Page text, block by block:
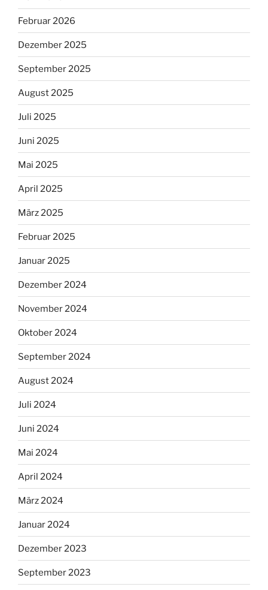
Februar 2026
Dezember 2025
September 2025
August 2025
Juli 2025
Juni 2025
Mai 2025
April 2025
März 2025
Februar 2025
Januar 2025
Dezember 2024
November 2024
Oktober 2024
September 2024
August 2024
Juli 2024
Juni 2024
Mai 2024
April 2024
März 2024
Januar 2024
Dezember 2023
September 2023